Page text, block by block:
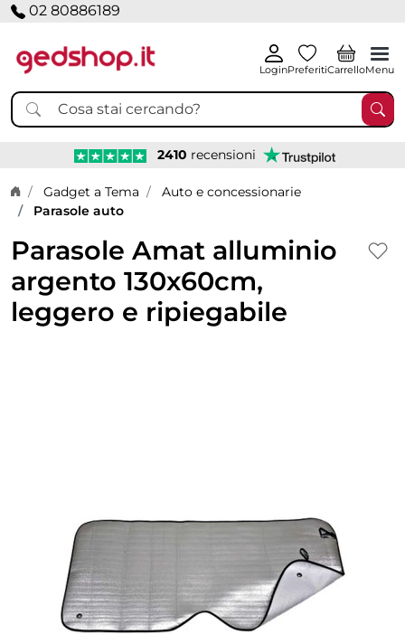
02 80886189
LoginPreferitiCarrelloMenu
2410 recensioni
Home page
Gadget a Tema
Auto e concessionarie
Parasole auto
Parasole Amat alluminio
argento 130x60cm,
leggero e ripiegabile